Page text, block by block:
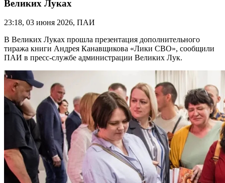
Великих Луках
23:18, 03 июня 2026, ПАИ
В Великих Луках прошла презентация дополнительного
тиража книги Андрея Канавщикова «Лики СВО», сообщили
ПАИ в пресс-службе администрации Великих Лук.